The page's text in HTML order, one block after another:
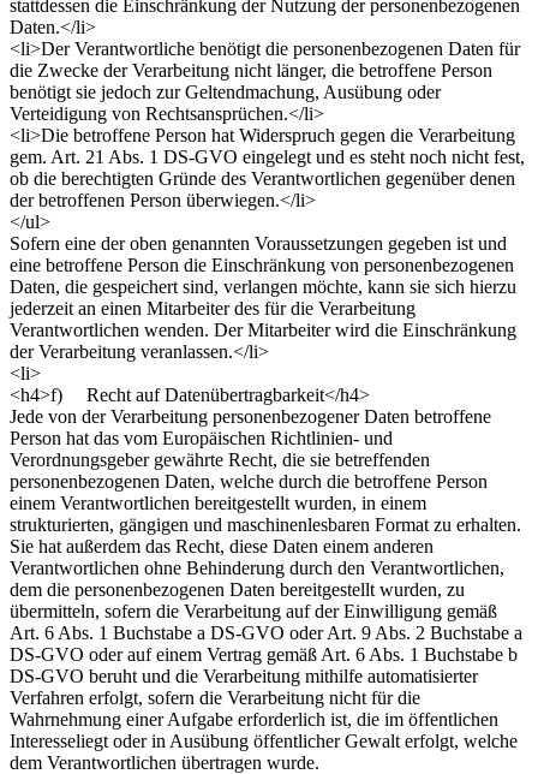
stattdessen die Einschränkung der Nutzung der personenbezogenen
Daten.</li>
<li>Der Verantwortliche benötigt die personenbezogenen Daten für
die Zwecke der Verarbeitung nicht länger, die betroffene Person
benötigt sie jedoch zur Geltendmachung, Ausübung oder
Verteidigung von Rechtsansprüchen.</li>
<li>Die betroffene Person hat Widerspruch gegen die Verarbeitung
gem. Art. 21 Abs. 1 DS-GVO eingelegt und es steht noch nicht fest,
ob die berechtigten Gründe des Verantwortlichen gegenüber denen
der betroffenen Person überwiegen.</li>
</ul>
Sofern eine der oben genannten Voraussetzungen gegeben ist und
eine betroffene Person die Einschränkung von personenbezogenen
Daten, die gespeichert sind, verlangen möchte, kann sie sich hierzu
jederzeit an einen Mitarbeiter des für die Verarbeitung
Verantwortlichen wenden. Der Mitarbeiter wird die Einschränkung
der Verarbeitung veranlassen.</li>
<li>
<h4>f) Recht auf Datenübertragbarkeit</h4>
Jede von der Verarbeitung personenbezogener Daten betroffene
Person hat das vom Europäischen Richtlinien- und
Verordnungsgeber gewährte Recht, die sie betreffenden
personenbezogenen Daten, welche durch die betroffene Person
einem Verantwortlichen bereitgestellt wurden, in einem
strukturierten, gängigen und maschinenlesbaren Format zu erhalten.
Sie hat außerdem das Recht, diese Daten einem anderen
Verantwortlichen ohne Behinderung durch den Verantwortlichen,
dem die personenbezogenen Daten bereitgestellt wurden, zu
übermitteln, sofern die Verarbeitung auf der Einwilligung gemäß
Art. 6 Abs. 1 Buchstabe a DS-GVO oder Art. 9 Abs. 2 Buchstabe a
DS-GVO oder auf einem Vertrag gemäß Art. 6 Abs. 1 Buchstabe b
DS-GVO beruht und die Verarbeitung mithilfe automatisierter
Verfahren erfolgt, sofern die Verarbeitung nicht für die
Wahrnehmung einer Aufgabe erforderlich ist, die im öffentlichen
Interesseliegt oder in Ausübung öffentlicher Gewalt erfolgt, welche
dem Verantwortlichen übertragen wurde.